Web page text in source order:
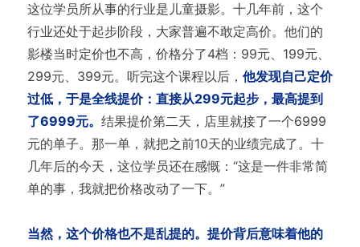
这位学员所从事的行业是儿童摄影。十几年前，这个
行业还处于起步阶段，大家普遍不敢定高价。他们的
影楼当时定价也不高，价格分了4档：99元、199元、
299元、399元。听完这个课程以后， 他发现自己定价
过低，于是全线提价：直接从299元起步，最高提到
了6999元。 结果提价第二天，店里就接了一个6999
元的单子。那一单，就把之前10天的业绩完成了。十
几年后的今天，这位学员还在感慨：“这是一件非常简
单的事，我就把价格改动了一下。”
当然，这个价格也不是乱提的。提价背后意味着他的